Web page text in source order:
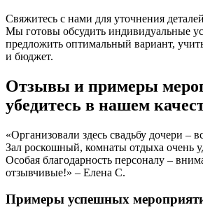
Свяжитесь с нами для уточнения
Мы готовы обсудить индивидуальные
предложить оптимальный вариант,
и бюджет.
Отзывы и примеры
убедитесь в нашем
«Организовали здесь свадьбу дочери –
Зал роскошный, комнаты отдыха очень
Особая благодарность персоналу –
отзывчивые!» – Елена С.
Примеры успешных